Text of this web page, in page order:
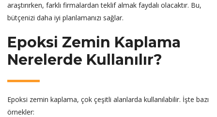
araştırırken, farklı firmalardan teklif almak faydalı olacaktır. Bu,
bütçenizi daha iyi planlamanızı sağlar.
Epoksi Zemin Kaplama
Nerelerde Kullanılır?
Epoksi zemin kaplama, çok çeşitli alanlarda kullanılabilir. İşte bazı
örnekler: